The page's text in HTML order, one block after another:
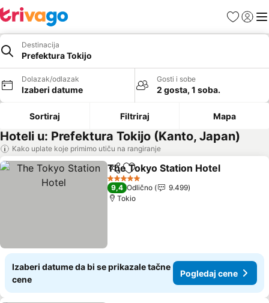
FavoritiPrijavi
Destinacija
Prefektura Tokijo
Dolazak/odlazak
Izaberi datume
Gosti i sobe
2 gosta, 1 soba.
Sortiraj Filtriraj Mapa
Hoteli u: Prefektura Tokijo (Kanto, Japan)
Kako uplate koje primimo utiču na rangiranje
Deli Dodati u favorite
The Tokyo Station Hotel
5 Zvezdice
9,4 Odlično
9.499
Tokio
Izaberi datume da bi se prikazale tačne
cene
Pogledaj cene